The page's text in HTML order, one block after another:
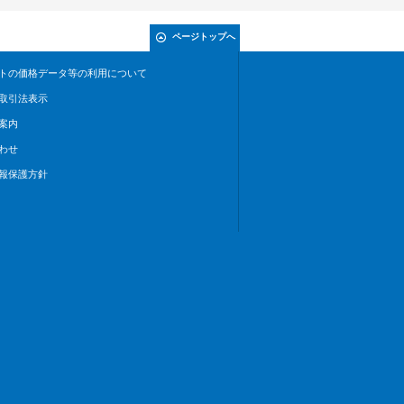
ページトップへ
の価格データ等の利用について
引法表示
内
せ
保護方針